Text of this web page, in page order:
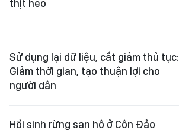
thịt heo
Sử dụng lại dữ liệu, cắt giảm thủ tục:
Giảm thời gian, tạo thuận lợi cho
người dân
Hồi sinh rừng san hô ở Côn Đảo